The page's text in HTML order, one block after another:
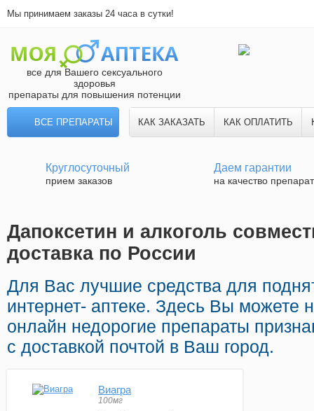
Мы принимаем заказы 24 часа в сутки!
все для Вашего сексуального
здоровья
препараты для повышения потенции
ВСЕ ПРЕПАРАТЫ КАК ЗАКАЗАТЬ КАК ОПЛАТИТЬ
Круглосуточный
прием заказов
Даем гарантии
на качество
Дапоксетин и алкоголь
доставка по России
Для Вас лучшие средства для
интернет- аптеке. Здесь Вы можете
онлайн недорогие препараты
с доставкой почтой в Ваш город.
Виагра
100мг